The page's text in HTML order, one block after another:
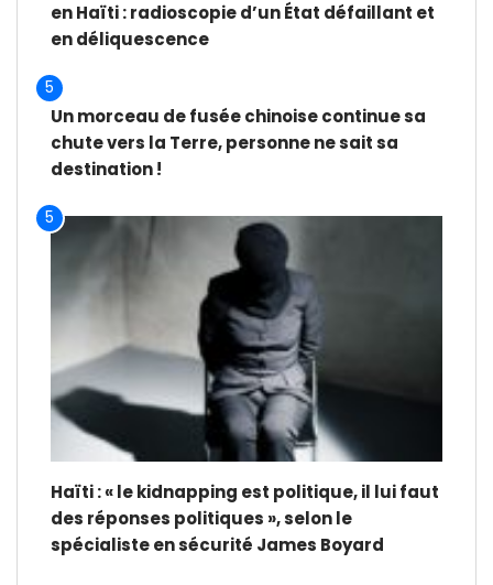
en Haïti : radioscopie d’un État défaillant et
en déliquescence
5
Un morceau de fusée chinoise continue sa
chute vers la Terre, personne ne sait sa
destination !
5
Haïti : « le kidnapping est politique, il lui faut
des réponses politiques », selon le
spécialiste en sécurité James Boyard